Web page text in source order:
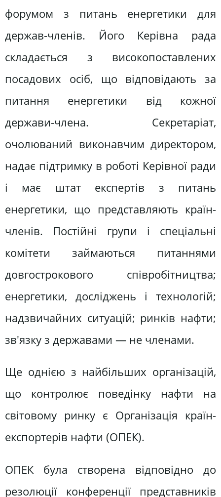
форумом з питань енергетики для
держав-членів. Його Керівна рада
складається з високопоставлених
посадових осіб, що відповідають за
питання енергетики від кожної
держави-члена. Секретаріат,
очолюваний виконавчим директором,
надає підтримку в роботі Керівної ради
і має штат експертів з питань
енергетики, що представляють країн-
членів. Постійні групи і спеціальні
комітети займаються питаннями
довгострокового співробітництва;
енергетики, досліджень і технологій;
надзвичайних ситуацій; ринків нафти;
зв'язку з державами — не членами.
Ще однією з найбільших організацій,
що контролює поведінку нафти на
світовому ринку є Організація країн-
експортерів нафти (ОПЕК).
ОПЕК була створена відповідно до
резолюції конференції представників